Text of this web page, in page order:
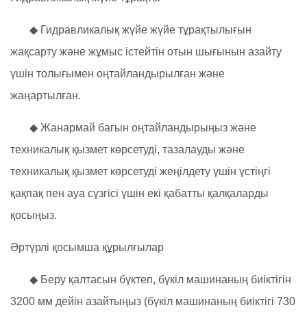
◆ Гидравликалық жүйе жүйе тұрақтылығын
жақсарту және жұмыс істейтін отын шығынын азайту
үшін толығымен оңтайландырылған және
жаңартылған.
◆ Жанармай багын оңтайландырыңыз және
техникалық қызмет көрсетуді, тазалауды және
техникалық қызмет көрсетуді жеңілдету үшін үстіңгі
қақпақ пен ауа сүзгісі үшін екі қабатты қалқаларды
қосыңыз.
Әртүрлі қосымша құрылғылар
◆ Беру қалтасын бүктеп, бүкіл машинаның биіктігін
3200 мм дейін азайтыңыз (бүкіл машинаның биіктігі 730